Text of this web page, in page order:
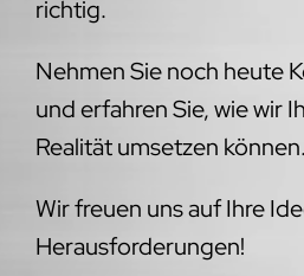
richtig.
Nehmen Sie noch heute
und erfahren Sie, wie wir
Realität umsetzen können.
Wir freuen uns auf Ihre
Herausforderungen!